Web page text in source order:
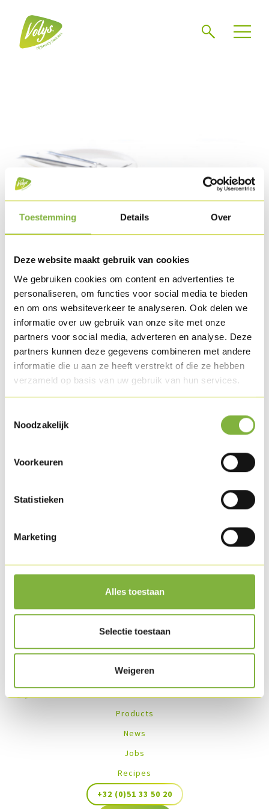
Toestemming Details Over
Deze website maakt gebruik van cookies
We gebruiken cookies om content en advertenties te
personaliseren, om functies voor social media te bieden
en om ons websiteverkeer te analyseren. Ook delen we
informatie over uw gebruik van onze site met onze
partners voor social media, adverteren en analyse. Deze
partners kunnen deze gegevens combineren met andere
informatie die u aan ze heeft verstrekt of die ze hebben
verzameld op basis van uw gebruik van hun services.
Noodzakelijk
Voorkeuren
Statistieken
Marketing
Alles toestaan
Selectie toestaan
Weigeren
Caterroll turkey rollade
Reference: 515
Description
Selected tender turkey fillets, tastily marinated. The
firm for cutting. Raw.
Packaging
Special packaging requests?
Recipes with this product
Products
News
Jobs
Recipes
+32 (0)51 33 50 20